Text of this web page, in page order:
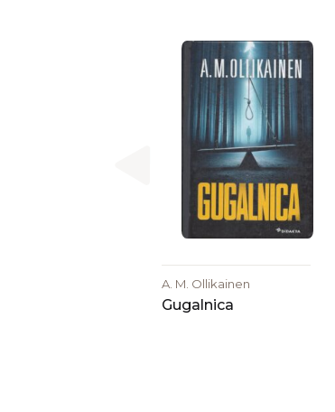
A. M. Ollikainen
Gugalnica